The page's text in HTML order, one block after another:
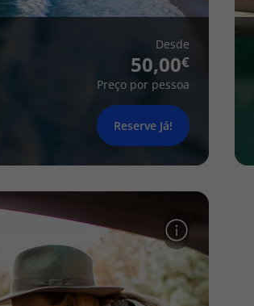
Desde
50,00
Preço por pessoa
Reserve Já!